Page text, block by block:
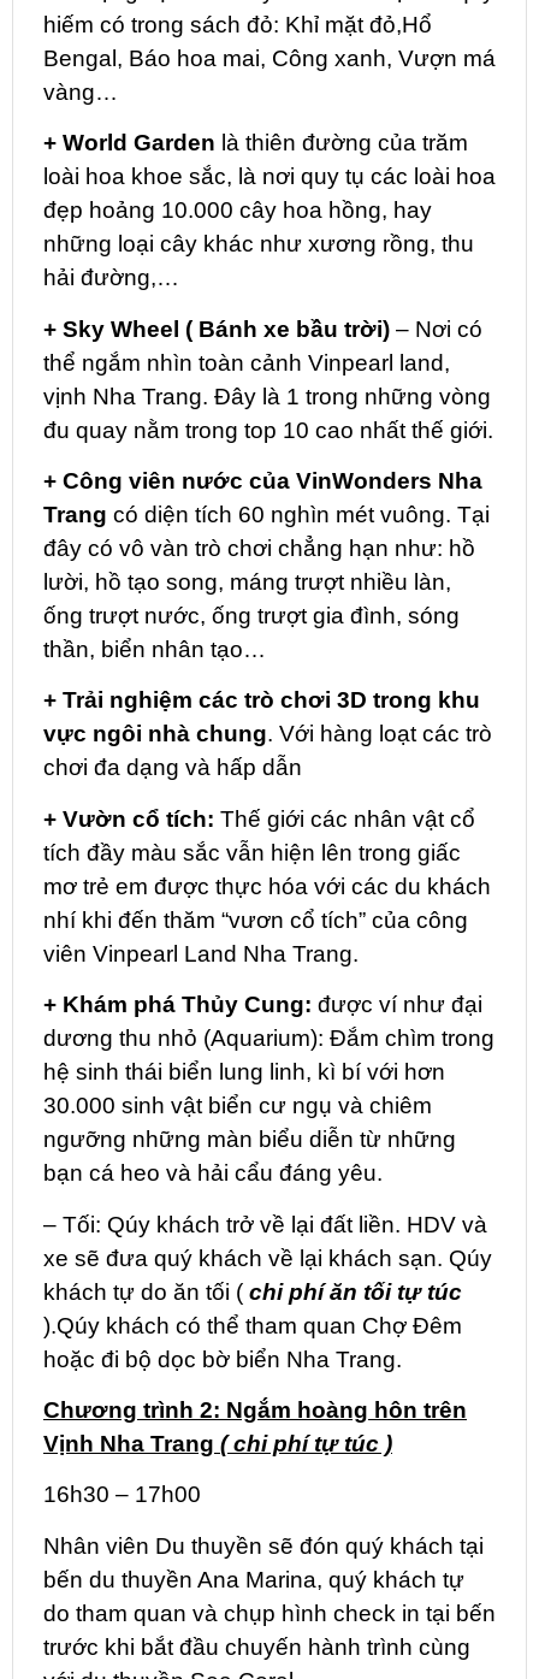
hiếm có trong sách đỏ: Khỉ mặt đỏ,Hổ
Bengal, Báo hoa mai, Công xanh, Vượn má
vàng…
+ World Garden là thiên đường của trăm
loài hoa khoe sắc, là nơi quy tụ các loài hoa
đẹp hoảng 10.000 cây hoa hồng, hay
những loại cây khác như xương rồng, thu
hải đường,…
+ Sky Wheel ( Bánh xe bầu trời) – Nơi có
thể ngắm nhìn toàn cảnh Vinpearl land,
vịnh Nha Trang. Đây là 1 trong những vòng
đu quay nằm trong top 10 cao nhất thế giới.
+ Công viên nước của VinWonders Nha
Trang có diện tích 60 nghìn mét vuông. Tại
đây có vô vàn trò chơi chẳng hạn như: hồ
lười, hồ tạo song, máng trượt nhiều làn,
ống trượt nước, ống trượt gia đình, sóng
thần, biển nhân tạo…
+ Trải nghiệm các trò chơi 3D trong khu
vực ngôi nhà chung. Với hàng loạt các trò
chơi đa dạng và hấp dẫn
+ Vườn cổ tích: Thế giới các nhân vật cổ
tích đầy màu sắc vẫn hiện lên trong giấc
mơ trẻ em được thực hóa với các du khách
nhí khi đến thăm “vươn cổ tích” của công
viên Vinpearl Land Nha Trang.
+ Khám phá Thủy Cung: được ví như đại
dương thu nhỏ (Aquarium): Đắm chìm trong
hệ sinh thái biển lung linh, kì bí với hơn
30.000 sinh vật biển cư ngụ và chiêm
ngưỡng những màn biểu diễn từ những
bạn cá heo và hải cẩu đáng yêu.
– Tối: Qúy khách trở về lại đất liền. HDV và
xe sẽ đưa quý khách về lại khách sạn. Qúy
khách tự do ăn tối ( chi phí ăn tối tự túc
).Qúy khách có thể tham quan Chợ Đêm
hoặc đi bộ dọc bờ biển Nha Trang.
Chương trình 2: Ngắm hoàng hôn trên
Vịnh Nha Trang ( chi phí tự túc )
16h30 – 17h00
Nhân viên Du thuyền sẽ đón quý khách tại
bến du thuyền Ana Marina, quý khách tự
do tham quan và chụp hình check in tại bến
trước khi bắt đầu chuyến hành trình cùng